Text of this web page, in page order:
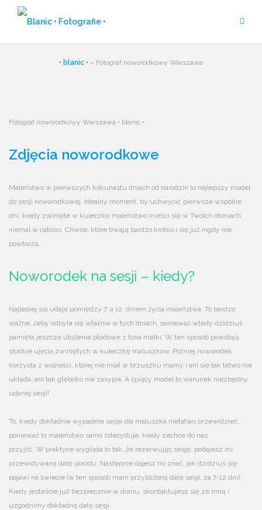
Przejdź
• blanic • » Fotograf noworodkowy Warszawa
Fotograf noworodkowy Warszawa • blanic •
Zdjęcia noworodkowe
Maleństwo w pierwszych kilkunastu dniach od narodzin to najlepszy model
do sesji noworodkowej. Idealny moment, by uchwycić pierwsze wspólne
dni, kiedy zwinięte w kuleczkę maleństwo mieści się w Twoich dłoniach
niemal w całości. Chwile, które trwają bardzo krótko i się już nigdy nie
powtórzą.
Noworodek na sesji – kiedy?
Najlepiej się udaje pomiędzy 7. a 12. dniem życia maleństwa. To bardzo
ważne, żeby odbyła się właśnie w tych dniach, ponieważ wtedy dzidziuś
pamięta jeszcze ułożenie płodowe z łona matki. W ten sposób powstają
słodkie ujęcia zwiniętych w kuleczkę maluszków. Później noworodek
korzysta z wolności, której nie miał w brzuszku mamy i ani się tak łatwo nie
układa, ani tak głęboko nie zasypia. A śpiący model to warunek niezbędny
udanej sesji!
To, kiedy dokładnie wypadnie sesja dla maluszka niełatwo przewidzieć,
ponieważ to maleństwo samo zdecyduje, kiedy zechce do nas
przyjść. W praktyce wygląda to tak, że rezerwując sesję, podajesz mi
przewidywaną datę porodu. Następnie dajesz mi znać, jak dzidziuś się
pojawi na świecie (w ten sposób mam przybliżoną datę sesji, za 7-12 dni).
Kiedy jesteście już bezpiecznie w domu, skontaktujesz się ze mną i
uzgodnimy dokładną datę sesji.